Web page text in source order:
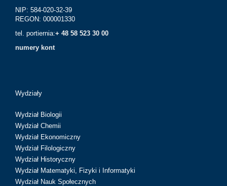
NIP: 584-020-32-39
REGON: 000001330
tel. portiernia:+ 48 58 523 30 00
numery kont
Wydziały
Wydział Biologii
Wydział Chemii
Wydział Ekonomiczny
Wydział Filologiczny
Wydział Historyczny
Wydział Matematyki, Fizyki i Informatyki
Wydział Nauk Społecznych